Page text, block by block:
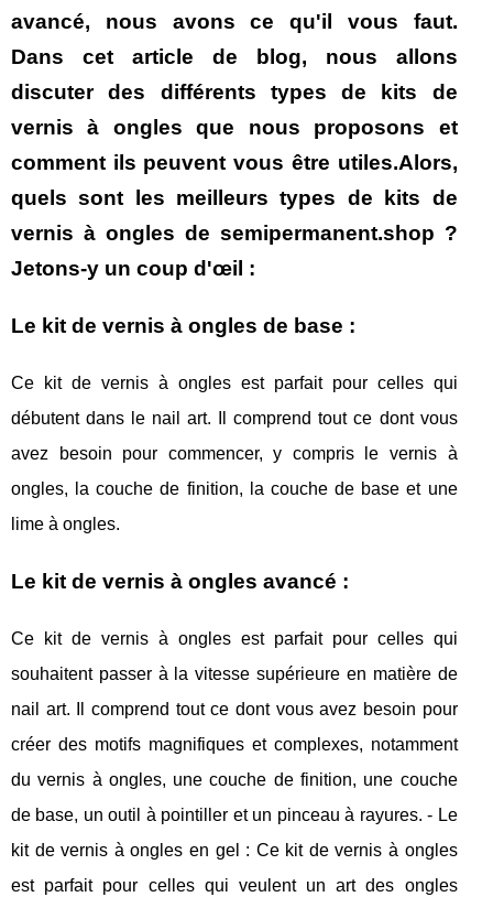
avancé, nous avons ce qu'il vous faut.
Dans cet article de blog, nous allons
discuter des différents types de kits de
vernis à ongles que nous proposons et
comment ils peuvent vous être utiles.Alors,
quels sont les meilleurs types de kits de
vernis à ongles de semipermanent.shop ?
Jetons-y un coup d'œil :
Le kit de vernis à ongles de base :
Ce kit de vernis à ongles est parfait pour celles qui
débutent dans le nail art. Il comprend tout ce dont vous
avez besoin pour commencer, y compris le vernis à
ongles, la couche de finition, la couche de base et une
lime à ongles.
Le kit de vernis à ongles avancé :
Ce kit de vernis à ongles est parfait pour celles qui
souhaitent passer à la vitesse supérieure en matière de
nail art. Il comprend tout ce dont vous avez besoin pour
créer des motifs magnifiques et complexes, notamment
du vernis à ongles, une couche de finition, une couche
de base, un outil à pointiller et un pinceau à rayures. - Le
kit de vernis à ongles en gel : Ce kit de vernis à ongles
est parfait pour celles qui veulent un art des ongles